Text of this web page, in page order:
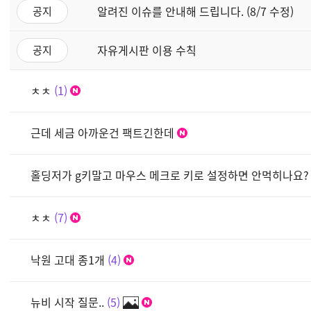
공지 알려진 이슈를 안내해 드립니다. (8/7 수정)
공지 자유게시판 이용 수칙
ㅊㅊ 1
근데 세금 아까운건 팩트긴한데
홀딩저가 g키말고 마우스 메크로 키로 설정하면 안먹히나요?
ㅊㅊ 7
낙원 고대 종1개 4
뉴비 시작 질문.. 5